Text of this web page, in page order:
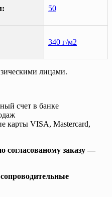
50
340 г/м2
лицами.
счет в банке
карты VISA, Mastercard,
согласованому заказу —